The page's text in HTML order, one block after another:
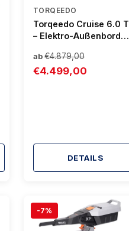
TORQEEDO
Torqeedo Cruise 6.0 T
– Elektro-Außenborder
Leistung
ab€4.879,00
€4.499,00
DETAILS
-7%